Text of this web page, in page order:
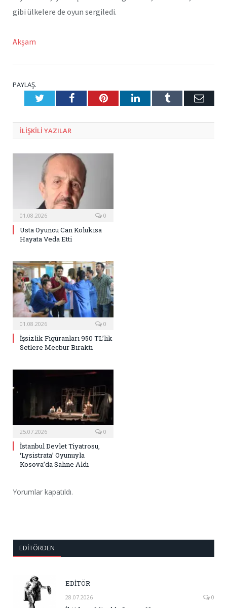
gibi ülkelere de oyun sergiledi.
Akşam
PAYLAŞ.
TwitterFacebookPinterestLinkedInTumblr E-
ILIŞKILI YAZILAR
01.08.2026 0
Usta Oyuncu Can Kolukısa
Hayata Veda Etti
01.08.2026 0
İşsizlik Figüranları 950 TL’lik
Setlere Mecbur Bıraktı
25.07.2026 0
İstanbul Devlet Tiyatrosu,
‘Lysistrata’ Oyunuyla
Kosova’da Sahne Aldı
Yorumlar kapatıldı.
EDITÖRDEN
EDİTÖR
28.07.2026 0